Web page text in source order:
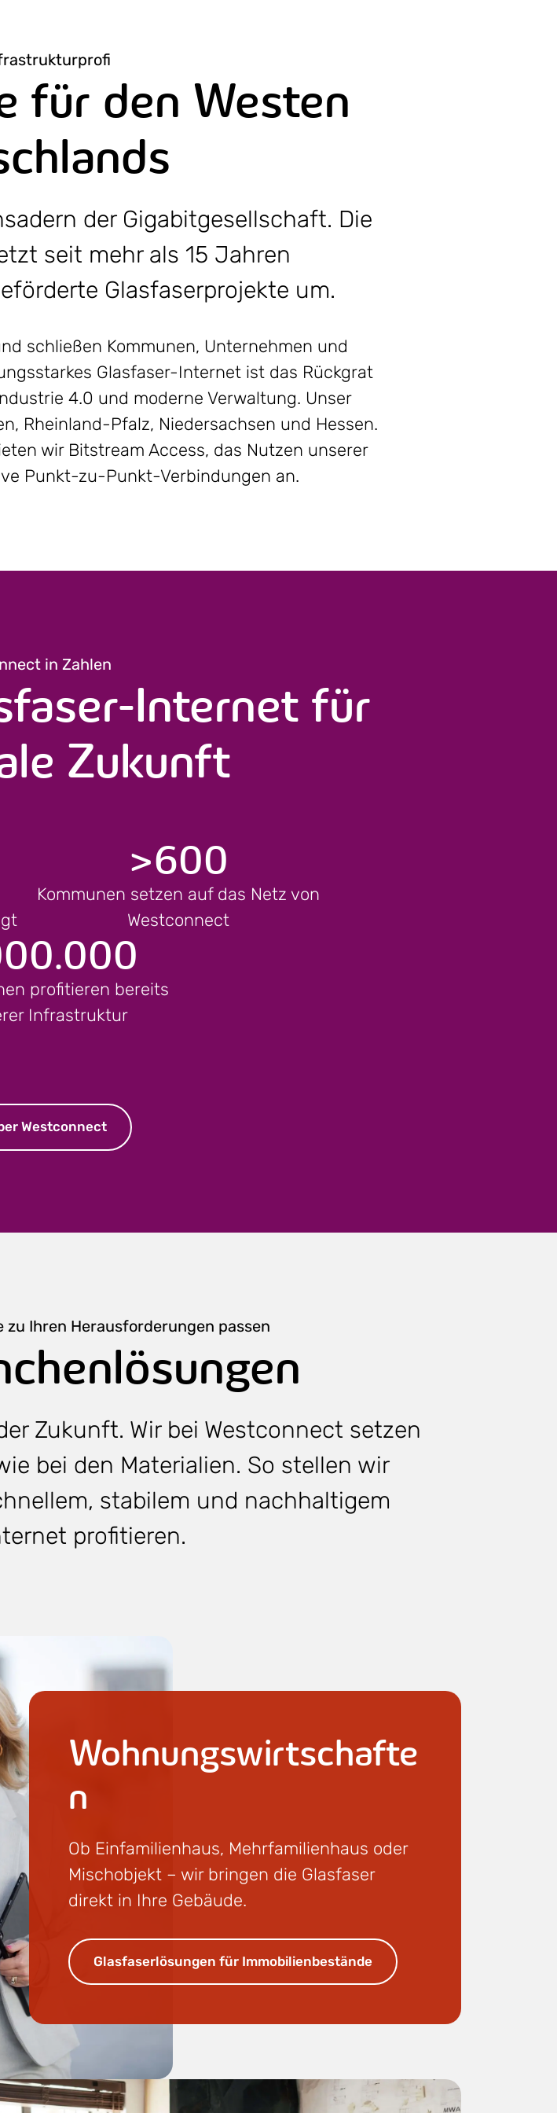
für den Westen
der Gigabitgesellschaft. Die
seit mehr als 15 Jahren
Glasfaserprojekte um.
schließen Kommunen, Unternehmen und
Glasfaser-Internet ist das Rückgrat
4.0 und moderne Verwaltung. Unser
Rheinland-Pfalz, Niedersachsen und Hessen.
wir Bitstream Access, das Nutzen unserer
Punkt-zu-Punkt-Verbindungen an.
in Zahlen
Internet für
Zukunft
>600
Kommunen setzen auf das Netz von
Westconnect
profitieren bereits
Infrastruktur
Westconnect
Ihren Herausforderungen passen
Zukunft. Wir bei Westconnect setzen
bei den Materialien. So stellen wir
stabilem und nachhaltigem
profitieren.
Wohnungswirtschafte
n
Ob Einfamilienhaus, Mehrfamilienhaus oder
Mischobjekt – wir bringen die Glasfaser
direkt in Ihre Gebäude.
Glasfaserlösungen für Immobilienbestände